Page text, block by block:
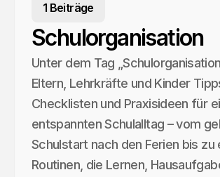
1 Beiträge
Schulorganisation
Unter dem Tag
Eltern, Lehrkräfte und Kinder
Checklisten und Praxisideen für
entspannten Schulalltag – vom
Schulstart nach den Ferien bis zu
Routinen, die Lernen,